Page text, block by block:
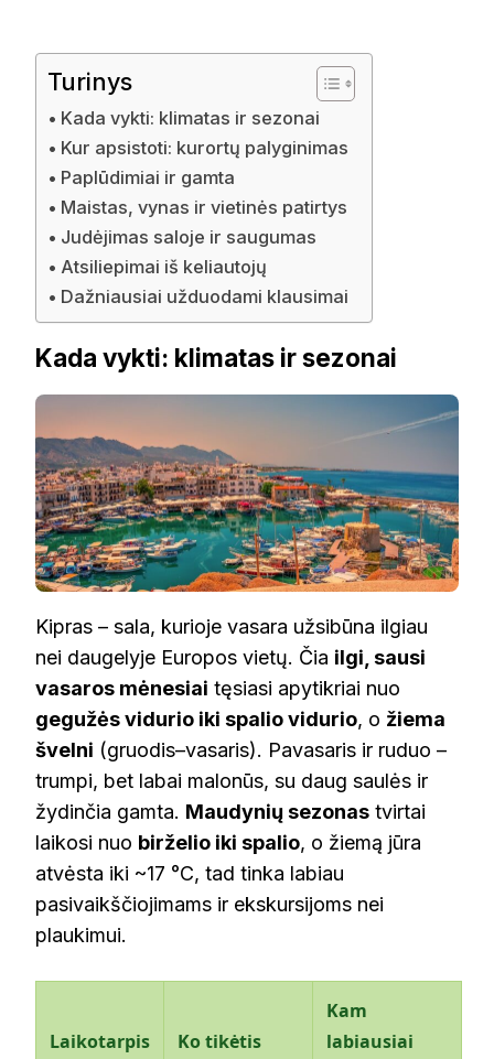
Turinys
Kada vykti: klimatas ir sezonai
Kur apsistoti: kurortų palyginimas
Paplūdimiai ir gamta
Maistas, vynas ir vietinės patirtys
Judėjimas saloje ir saugumas
Atsiliepimai iš keliautojų
Dažniausiai užduodami klausimai
Kada vykti: klimatas ir sezonai
Kipras – sala, kurioje vasara užsibūna ilgiau
nei daugelyje Europos vietų. Čia ilgi, sausi
vasaros mėnesiai tęsiasi apytikriai nuo
gegužės vidurio iki spalio vidurio, o žiema
švelni (gruodis–vasaris). Pavasaris ir ruduo –
trumpi, bet labai malonūs, su daug saulės ir
žydinčia gamta. Maudynių sezonas tvirtai
laikosi nuo birželio iki spalio, o žiemą jūra
atvėsta iki ~17 °C, tad tinka labiau
pasivaikščiojimams ir ekskursijoms nei
plaukimui.
Laikotarpis Ko tikėtis
Kam
labiausiai